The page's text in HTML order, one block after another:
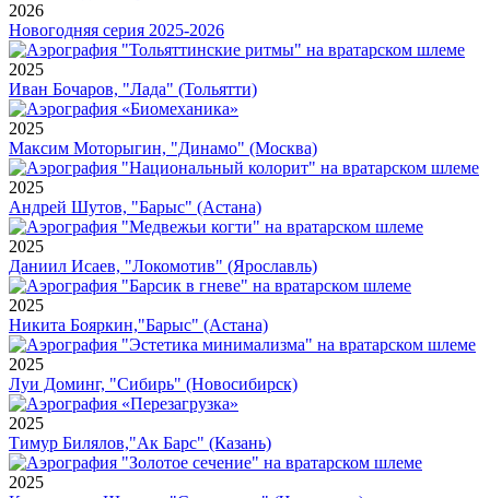
2026
Новогодняя серия 2025-2026
2025
Иван Бочаров, "Лада" (Тольятти)
2025
Максим Моторыгин, "Динамо" (Москва)
2025
Андрей Шутов, "Барыс" (Астана)
2025
Даниил Исаев, "Локомотив" (Ярославль)
2025
Никита Бояркин,"Барыс" (Астана)
2025
Луи Доминг, "Сибирь" (Новосибирск)
2025
Тимур Билялов,"Ак Барс" (Казань)
2025